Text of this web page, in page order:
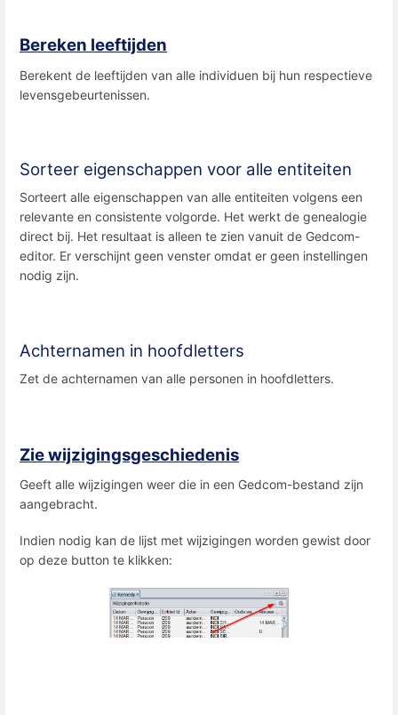
Bereken leeftijden
Berekent de leeftijden van alle individuen bij hun respectieve
levensgebeurtenissen.
Sorteer eigenschappen voor alle entiteiten
Sorteert alle eigenschappen van alle entiteiten volgens een
relevante en consistente volgorde. Het werkt de genealogie
direct bij. Het resultaat is alleen te zien vanuit de Gedcom-
editor. Er verschijnt geen venster omdat er geen instellingen
nodig zijn.
Achternamen in hoofdletters
Zet de achternamen van alle personen in hoofdletters.
Zie wijzigingsgeschiedenis
Geeft alle wijzigingen weer die in een Gedcom-bestand zijn
aangebracht.
Indien nodig kan de lijst met wijzigingen worden gewist door
op deze button te klikken: